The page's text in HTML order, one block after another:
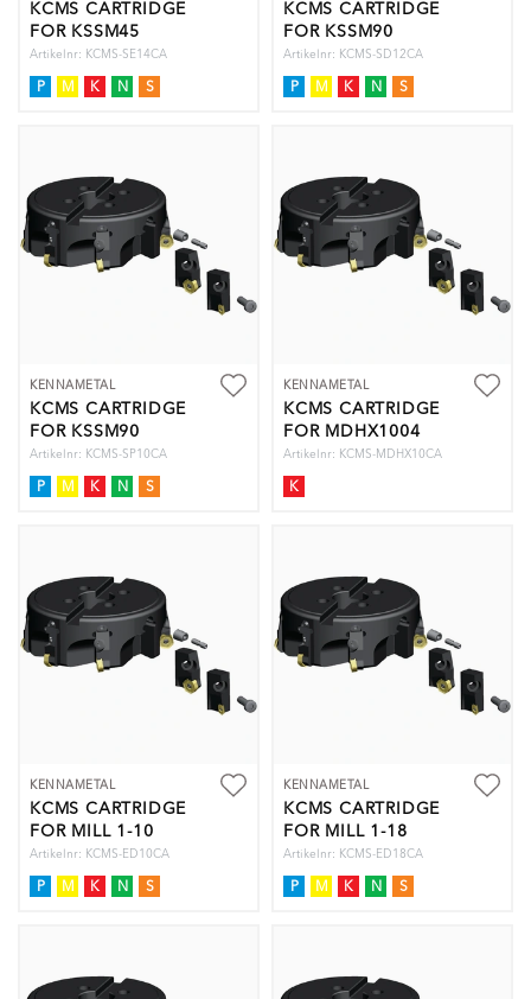
KCMS CARTRIDGE
FOR KSSM45
Artikelnr: KCMS-SE14CA
P M K N S
KCMS CARTRIDGE
FOR KSSM90
Artikelnr: KCMS-SD12CA
P M K N S
KENNAMETAL
KCMS CARTRIDGE
FOR KSSM90
Artikelnr: KCMS-SP10CA
P M K N S
KENNAMETAL
KCMS CARTRIDGE
FOR MDHX1004
Artikelnr: KCMS-MDHX10CA
K
KENNAMETAL
KCMS CARTRIDGE
FOR MILL 1-10
Artikelnr: KCMS-ED10CA
P M K N S
KENNAMETAL
KCMS CARTRIDGE
FOR MILL 1-18
Artikelnr: KCMS-ED18CA
P M K N S